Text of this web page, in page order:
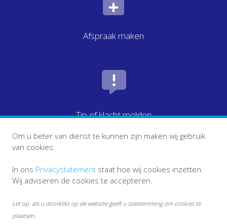
Afspraak maken
Tip of klacht melden
Om u beter van dienst te kunnen zijn maken wij gebruik
van cookies.
In ons Privacystatement staat hoe wij cookies inzetten.
Wij adviseren de cookies te accepteren.
Let op: als u doorklikt op de website geeft u toestemming om cookies te
plaatsen.